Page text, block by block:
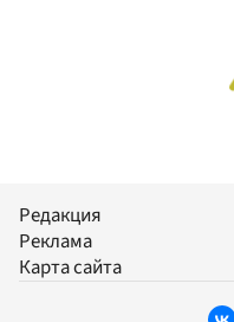
Редакция
Реклама
Карта сайта